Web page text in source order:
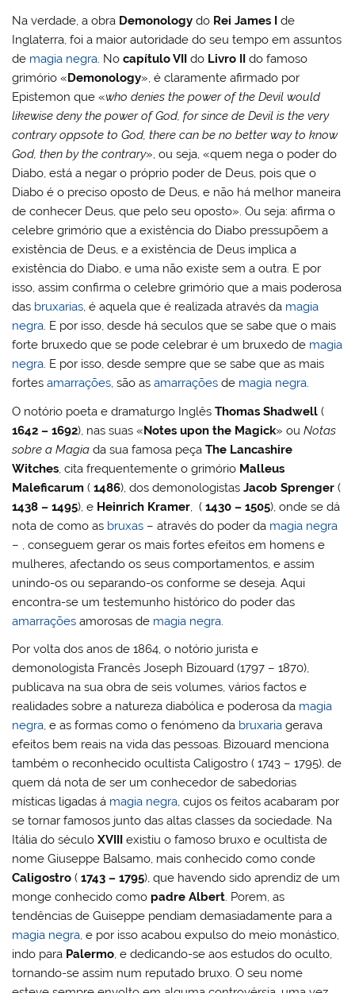
Na verdade, a obra Demonology do Rei James Ide
Inglaterra, foi a maior autoridade do seu tempo em assuntos
de magia negra. Nocapítulo VII do Livro II do famoso
grimório «Demonology», é claramente afirmado por
Epistemon que «who denies the power of the Devil would
likewise deny the power of God, for since de Devil is the very
contrary oppsote to God, there can be no better way to know
God, then by the contrary», ou seja, «quem nega o poder do
Diabo, está a negar o próprio poder de Deus, pois que o
Diabo é o preciso oposto de Deus, e não há melhor maneira
de conhecer Deus, que pelo seu oposto». Ou seja: afirma o
celebre grimório que a existência do Diabo pressupõem a
existência de Deus, e a existência de Deus implica a
existência do Diabo, e uma não existe sem a outra. E por
isso, assim confirma o celebre grimório que a mais poderosa
das bruxarias, é aquela que é realizada através da magia
negra. E por isso, desde há seculos que se sabe que o mais
forte bruxedo que se pode celebrar é um bruxedo de magia
negra. E por isso, desde sempre que se sabe que as mais
fortesamarrações, são asamarrações de magia negra.
O notório poeta e dramaturgo InglêsThomas Shadwell (
1642 – 1692), nas suas «Notes upon the Magick» ouNotas
sobre a Magia da sua famosa peçaThe Lancashire
Witches, cita frequentemente o grimório Malleus
Maleficarum (1486), dos demonologistasJacob Sprenger (
1438 – 1495), e Heinrich Kramer, (1430 – 1505), onde se dá
nota de como as bruxas – através do poder da magia negra
– , conseguem gerar os mais fortes efeitos em homens e
mulheres, afectando os seus comportamentos, e assim
unindo-os ou separando-os conforme se deseja. Aqui
encontra-se um testemunho histórico do poder das
amarrações amorosas de magia negra.
Por volta dos anos de 1864, o notório jurista e
demonologista Francês Joseph Bizouard (1797 – 1870),
publicava na sua obra de seis volumes, vários factos e
realidades sobre a natureza diabólica e poderosa da magia
negra, e as formas como o fenómeno da bruxaria gerava
efeitos bem reais na vida das pessoas. Bizouard menciona
também o reconhecido ocultista Caligostro ( 1743 – 1795), de
quem dá nota de ser um conhecedor de sabedorias
místicas ligadas á magia negra, cujos os feitos acabaram por
se tornar famosos junto das altas classes da sociedade. Na
Itália do séculoXVIII existiu o famoso bruxo e ocultista de
nome Giuseppe Balsamo, mais conhecido como conde
Caligostro (1743 – 1795), que havendo sido aprendiz de um
monge conhecido como padre Albert. Porem, as
tendências de Guiseppe pendiam demasiadamente para a
magia negra, e por isso acabou expulso do meio monástico,
indo para Palermo, e dedicando-se aos estudos do oculto,
tornando-se assim num reputado bruxo. O seu nome